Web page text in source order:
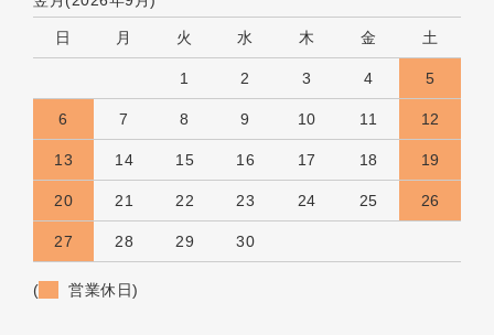
日 月 火 水 木 金 土
1 2 3 4 5
6 7 8 9 10 11 12
13 14 15 16 17 18 19
20 21 22 23 24 25 26
27 28 29 30
( 営業休日)